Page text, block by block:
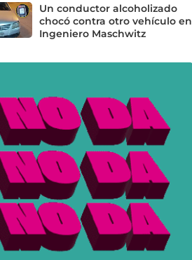
Un conductor alcoholizado
chocó contra otro vehículo en
Ingeniero Maschwitz